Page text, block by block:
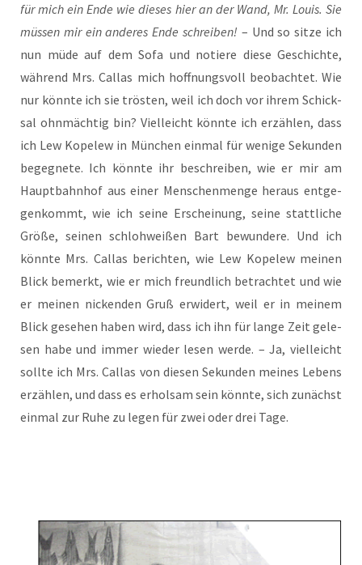
für mich ein Ende wie die­ses hier an der Wand, Mr. Lou­is. Sie
müs­sen mir ein ande­res Ende schrei­ben! – Und so sit­ze ich
nun müde auf dem Sofa und notie­re die­se Geschich­te,
wäh­rend Mrs. Cal­las mich hoff­nungs­voll beob­ach­tet. Wie
nur könn­te ich sie trös­ten, weil ich doch vor ihrem Schick­
sal ohn­mäch­tig bin? Viel­leicht könn­te ich erzäh­len, dass
ich Lew Kope­lew in Mün­chen ein­mal für weni­ge Sekun­den
begeg­ne­te. Ich könn­te ihr beschrei­ben, wie er mir am
Haupt­bahn­hof aus einer Men­schen­men­ge her­aus ent­ge­
gen­kommt, wie ich sei­ne Erschei­nung, sei­ne statt­li­che
Grö­ße, sei­nen schloh­wei­ßen Bart bewun­de­re. Und ich
könn­te Mrs. Cal­las berich­ten, wie Lew Kope­lew mei­nen
Blick bemerkt, wie er mich freund­lich betrach­tet und wie
er mei­nen nicken­den Gruß erwi­dert, weil er in mei­nem
Blick gese­hen haben wird, dass ich ihn für lan­ge Zeit gele­
sen habe und immer wie­der lesen wer­de. – Ja, viel­leicht
soll­te ich Mrs. Cal­las von die­sen Sekun­den mei­nes Lebens
erzäh­len, und dass es erhol­sam sein könn­te, sich zunächst
ein­mal zur Ruhe zu legen für zwei oder drei Tage.